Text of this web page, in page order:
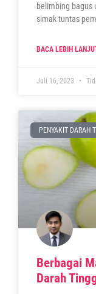
belimbing bagus
simak tuntas
BACA LEBIH
Juli 16, 2023
PENYAKIT DARAH
Berbagai
Darah